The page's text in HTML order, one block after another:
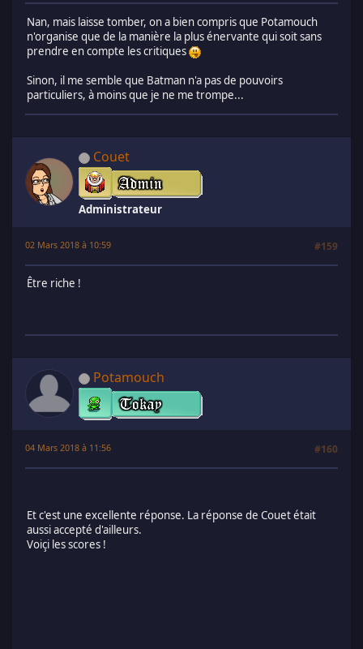
Nan, mais laisse tomber, on a bien compris que Potamouch
n'organise que de la manière la plus énervante qui soit sans
prendre en compte les critiques
Sinon, il me semble que Batman n'a pas de pouvoirs
particuliers, à moins que je ne me trompe...
Couet
Administrateur
02 Mars 2018 à 10:59 #159
Être riche !
Potamouch
04 Mars 2018 à 11:56 #160
Et c'est une excellente réponse. La réponse de Couet était
aussi accepté d'ailleurs.
Voiçi les scores !